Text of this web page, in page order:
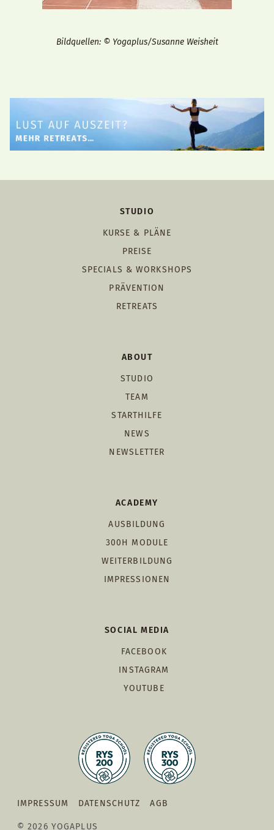
Bildquellen: © Yogaplus/Susanne Weisheit
STUDIO
KURSE & PLÄNE
PREISE
SPECIALS & WORKSHOPS
PRÄVENTION
RETREATS
ABOUT
STUDIO
TEAM
STARTHILFE
NEWS
NEWSLETTER
ACADEMY
AUSBILDUNG
300H MODULE
WEITERBILDUNG
IMPRESSIONEN
SOCIAL MEDIA
FACEBOOK
INSTAGRAM
YOUTUBE
IMPRESSUM DATENSCHUTZ AGB
© 2026 YOGAPLUS